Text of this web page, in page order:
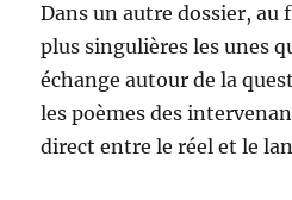
Dans un autre dossier,
plus singulières les unes
échange autour de la
les poèmes des
direct entre le réel et le